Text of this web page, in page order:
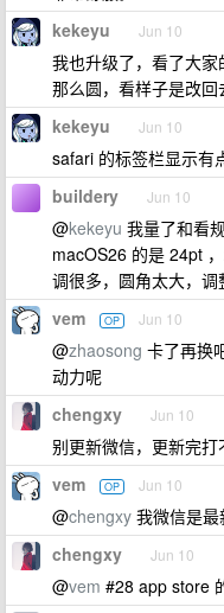
kekeyu Jun 10
我也升级了，看了大
那么圆，看样子是改回
kekeyu Jun 10
safari 的标签栏显示有
buildery Jun 10
@kekeyu 我量了和看
macOS26 的是 24pt
调很多，圆角太大，
vem OP Jun 10
@zhaosong 卡了再换
动力呢
chengxy Jun 10
别更新微信，更新完打
vem OP Jun 10
@chengxy 我微信是
chengxy Jun 10
@vem #28 app store